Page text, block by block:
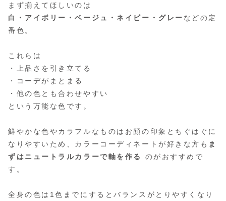
まず揃えてほしいのは
白・アイボリー・ベージュ・ネイビー・グレー などの定
番色。
これらは
・上品さを引き立てる
・コーデがまとまる
・他の色とも合わせやすい
という万能な色です。
鮮やかな色やカラフルなものはお顔の印象とちぐはぐに
なりやすいため、カラーコーディネートが好きな方も ま
ずはニュートラルカラーで軸を作る
のがおすすめで
す。
全身の色は1色までにするとバランスがとりやすくなり